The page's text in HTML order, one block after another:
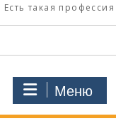
Есть такая профессия
Меню